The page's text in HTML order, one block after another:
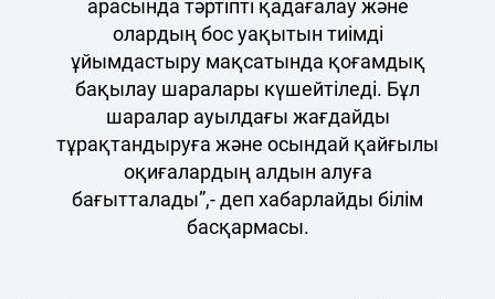
арасында тәртіпті қадағалау және
олардың бос уақытын тиімді
ұйымдастыру мақсатында қоғамдық
бақылау шаралары күшейтіледі. Бұл
шаралар ауылдағы жағдайды
тұрақтандыруға және осындай қайғылы
оқиғалардың алдын алуға
бағытталады”,- деп хабарлайды білім
басқармасы.